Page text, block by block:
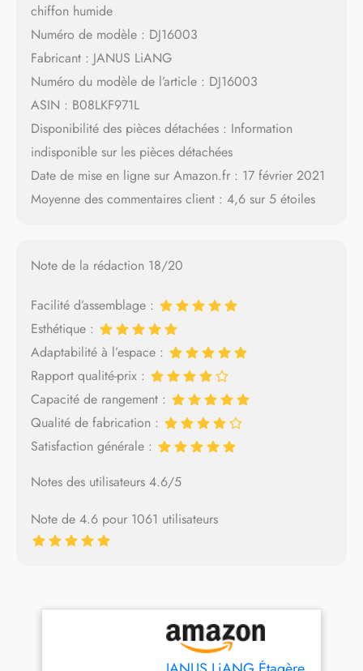
chiffon humide
Numéro de modèle : DJ16003
Fabricant : JANUS LiANG
Numéro du modèle de l’article : DJ16003
ASIN : B08LKF971L
Disponibilité des pièces détachées : Information
indisponible sur les pièces détachées
Date de mise en ligne sur Amazon.fr : 17 février 2021
Moyenne des commentaires client : 4,6 sur 5 étoiles
Note de la rédaction 18/20
Facilité d’assemblage :
Esthétique :
Adaptabilité à l’espace :
Rapport qualité-prix :
Capacité de rangement :
Qualité de fabrication :
Satisfaction générale :
Notes des utilisateurs 4.6/5
Note de 4.6 pour 1061 utilisateurs